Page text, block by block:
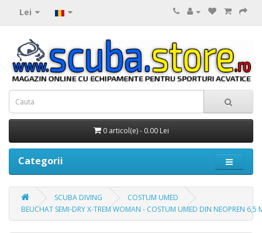
Lei
0 articol(e) - 0.00 Lei
Categorii
SCUBA DIVING
COSTUM UMED
BEUCHAT SEMI-DRY X-TREM WOMAN - COSTUM UMED DIN NEOPREN 6,5